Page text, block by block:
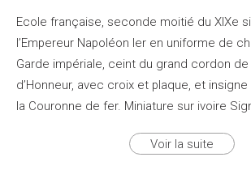
Ecole française, seconde moitié du XIXe
l’Empereur Napoléon Ier en uniforme de
Garde impériale, ceint du grand cordon de
d’Honneur, avec croix et plaque, et insigne
la Couronne de fer. Miniature sur ivoire
Voir la suite